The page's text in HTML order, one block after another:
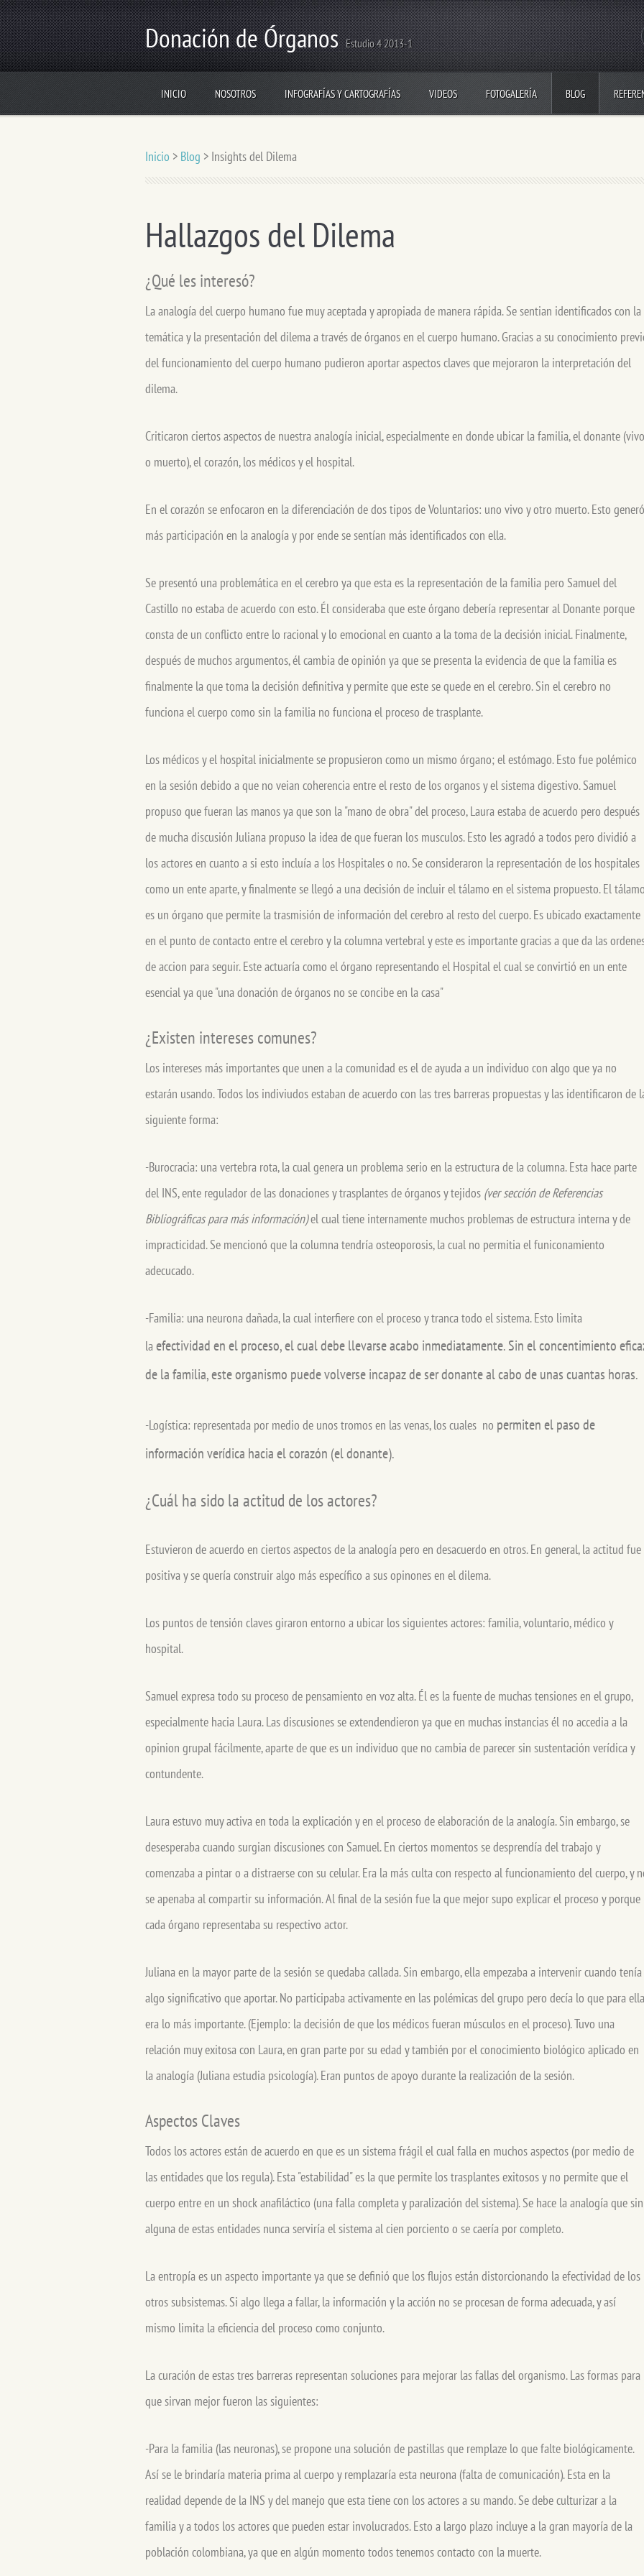
Donación de Órganos Estudio 4 2013-1
INICIO NOSOTROS INFOGRAFÍAS Y CARTOGRAFÍAS VIDEOS FOTOGALERÍA BLOG
Inicio > Blog > Insights del Dilema
Hallazgos del Dilema
¿Qué les interesó?
La analogía del cuerpo humano fue muy aceptada y apropiada de manera rápida. Se sentian identificados con la
temática y la presentación del dilema a través de órganos en el cuerpo humano. Gracias a su conocimiento
del funcionamiento del cuerpo humano pudieron aportar aspectos claves que mejoraron la interpretación del
dilema.
Criticaron ciertos aspectos de nuestra analogía inicial, especialmente en donde ubicar la familia, el donante (vivo
o muerto), el corazón, los médicos y el hospital.
En el corazón se enfocaron en la diferenciación de dos tipos de Voluntarios: uno vivo y otro muerto. Esto generó
más participación en la analogía y por ende se sentían más identificados con ella.
Se presentó una problemática en el cerebro ya que esta es la representación de la familia pero Samuel del
Castillo no estaba de acuerdo con esto. Él consideraba que este órgano debería representar al Donante porque
consta de un conflicto entre lo racional y lo emocional en cuanto a la toma de la decisión inicial. Finalmente,
después de muchos argumentos, él cambia de opinión ya que se presenta la evidencia de que la familia es
finalmente la que toma la decisión definitiva y permite que este se quede en el cerebro. Sin el cerebro no
funciona el cuerpo como sin la familia no funciona el proceso de trasplante.
Los médicos y el hospital inicialmente se propusieron como un mismo órgano; el estómago. Esto fue polémico
en la sesión debido a que no veian coherencia entre el resto de los organos y el sistema digestivo. Samuel
propuso que fueran las manos ya que son la "mano de obra" del proceso, Laura estaba de acuerdo pero después
de mucha discusión Juliana propuso la idea de que fueran los musculos. Esto les agradó a todos pero dividió a
los actores en cuanto a si esto incluía a los Hospitales o no. Se consideraron la representación de los hospitales
como un ente aparte, y finalmente se llegó a una decisión de incluir el tálamo en el sistema propuesto. El
es un órgano que permite la trasmisión de información del cerebro al resto del cuerpo. Es ubicado exactamente
en el punto de contacto entre el cerebro y la columna vertebral y este es importante gracias a que da las
de accion para seguir. Este actuaría como el órgano representando el Hospital el cual se convirtió en un ente
esencial ya que "una donación de órganos no se concibe en la casa"
¿Existen intereses comunes?
Los intereses más importantes que unen a la comunidad es el de ayuda a un individuo con algo que ya no
estarán usando. Todos los indiviudos estaban de acuerdo con las tres barreras propuestas y las identificaron de
siguiente forma:
-Burocracia: una vertebra rota, la cual genera un problema serio en la estructura de la columna. Esta hace parte
del INS, ente regulador de las donaciones y trasplantes de órganos y tejidos (ver sección de Referencias
Bibliográficas para más información)el cual tiene internamente muchos problemas de estructura interna y de
impracticidad. Se mencionó que la columna tendría osteoporosis, la cual no permitia el funiconamiento
adecucado.
-Familia: una neurona dañada, la cual interfiere con el proceso y tranca todo el sistema. Esto limita
laefectividad en el proceso, el cual debe llevarse acabo inmediatamente. Sin el concentimiento
de la familia, este organismo puede volverse incapaz de ser donante al cabo de unas cuantas horas.
-Logística: representada por medio de unos tromos en las venas, los cuales no permiten el paso de
información verídica hacia el corazón (el donante).
¿Cuál ha sido la actitud de los actores?
Estuvieron de acuerdo en ciertos aspectos de la analogía pero en desacuerdo en otros. En general, la actitud fue
positiva y se quería construir algo más específico a sus opinones en el dilema.
Los puntos de tensión claves giraron entorno a ubicar los siguientes actores: familia, voluntario, médico y
hospital.
Samuel expresa todo su proceso de pensamiento en voz alta. Él es la fuente de muchas tensiones en el grupo,
especialmente hacia Laura. Las discusiones se extendendieron ya que en muchas instancias él no accedia a la
opinion grupal fácilmente, aparte de que es un individuo que no cambia de parecer sin sustentación verídica y
contundente.
Laura estuvo muy activa en toda la explicación y en el proceso de elaboración de la analogía. Sin embargo, se
desesperaba cuando surgian discusiones con Samuel. En ciertos momentos se desprendía del trabajo y
comenzaba a pintar o a distraerse con su celular. Era la más culta con respecto al funcionamiento del cuerpo, y
se apenaba al compartir su información. Al final de la sesión fue la que mejor supo explicar el proceso y porque
cada órgano representaba su respectivo actor.
Juliana en la mayor parte de la sesión se quedaba callada. Sin embargo, ella empezaba a intervenir cuando tenía
algo significativo que aportar. No participaba activamente en las polémicas del grupo pero decía lo que para ella
era lo más importante. (Ejemplo: la decisión de que los médicos fueran músculos en el proceso). Tuvo una
relación muy exitosa con Laura, en gran parte por su edad y también por el conocimiento biológico aplicado en
la analogía (Juliana estudia psicología). Eran puntos de apoyo durante la realización de la sesión.
Aspectos Claves
Todos los actores están de acuerdo en que es un sistema frágil el cual falla en muchos aspectos (por medio de
las entidades que los regula). Esta "estabilidad" es la que permite los trasplantes exitosos y no permite que el
cuerpo entre en un shock anafiláctico (una falla completa y paralización del sistema). Se hace la analogía que sin
alguna de estas entidades nunca serviría el sistema al cien porciento o se caería por completo.
La entropía es un aspecto importante ya que se definió que los flujos están distorcionando la efectividad de los
otros subsistemas. Si algo llega a fallar, la información y la acción no se procesan de forma adecuada, y así
mismo limita la eficiencia del proceso como conjunto.
La curación de estas tres barreras representan soluciones para mejorar las fallas del organismo. Las formas para
que sirvan mejor fueron las siguientes:
-Para la familia (las neuronas), se propone una solución de pastillas que remplaze lo que falte biológicamente.
Así se le brindaría materia prima al cuerpo y remplazaría esta neurona (falta de comunicación). Esta en la
realidad depende de la INS y del manejo que esta tiene con los actores a su mando. Se debe culturizar a la
familia y a todos los actores que pueden estar involucrados. Esto a largo plazo incluye a la gran mayoría de la
población colombiana, ya que en algún momento todos tenemos contacto con la muerte.